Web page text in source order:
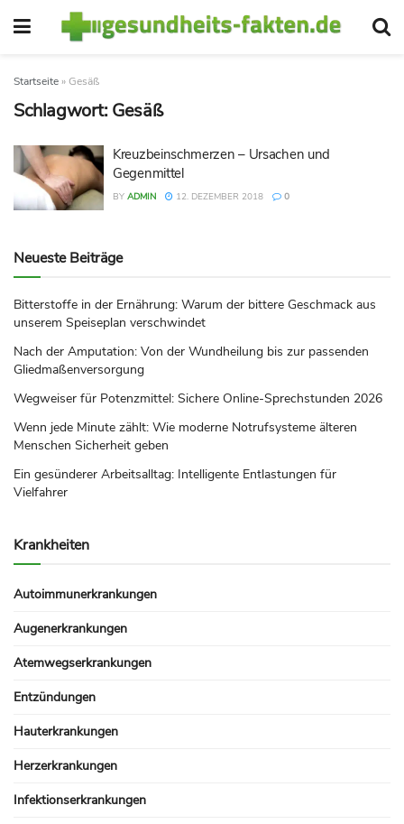
Startseite » Gesäß
Schlagwort:Gesäß
Kreuzbeinschmerzen – Ursachen und
Gegenmittel
BY ADMIN 12. DEZEMBER 2018 0
Neueste Beiträge
Bitterstoffe in der Ernährung: Warum der bittere Geschmack aus
unserem Speiseplan verschwindet
Nach der Amputation: Von der Wundheilung bis zur passenden
Gliedmaßenversorgung
Wegweiser für Potenzmittel: Sichere Online-Sprechstunden 2026
Wenn jede Minute zählt: Wie moderne Notrufsysteme älteren
Menschen Sicherheit geben
Ein gesünderer Arbeitsalltag: Intelligente Entlastungen für
Vielfahrer
Krankheiten
Autoimmunerkrankungen
Augenerkrankungen
Atemwegserkrankungen
Entzündungen
Hauterkrankungen
Herzerkrankungen
Infektionserkrankungen